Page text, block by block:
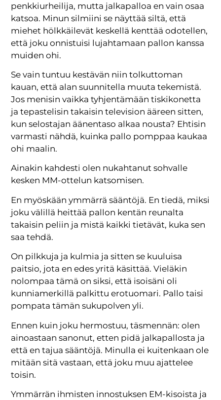
penkkiurheilija, mutta jalkapalloa en vain osaa
katsoa. Minun silmiini se näyttää siltä, että
miehet hölkkäilevät keskellä kenttää odotellen,
että joku onnistuisi lujahtamaan pallon kanssa
muiden ohi.
Se vain tuntuu kestävän niin tolkuttoman
kauan, että alan suunnitella muuta tekemistä.
Jos menisin vaikka tyhjentämään tiskikonetta
ja tepastelisin takaisin television ääreen sitten,
kun selostajan äänentaso alkaa nousta? Ehtisin
varmasti nähdä, kuinka pallo pomppaa kaukaa
ohi maalin.
Ainakin kahdesti olen nukahtanut sohvalle
kesken MM-ottelun katsomisen.
En myöskään ymmärrä sääntöjä. En tiedä, miksi
joku välillä heittää pallon kentän reunalta
takaisin peliin ja mistä kaikki tietävät, kuka sen
saa tehdä.
On pilkkuja ja kulmia ja sitten se kuuluisa
paitsio, jota en edes yritä käsittää. Vieläkin
nolompaa tämä on siksi, että isoisäni oli
kunniamerkillä palkittu erotuomari. Pallo taisi
pompata tämän sukupolven yli.
Ennen kuin joku hermostuu, täsmennän: olen
ainoastaan sanonut, etten pidä jalkapallosta ja
että en tajua sääntöjä. Minulla ei kuitenkaan ole
mitään sitä vastaan, että joku muu ajattelee
toisin.
Ymmärrän ihmisten innostuksen EM-kisoista ja